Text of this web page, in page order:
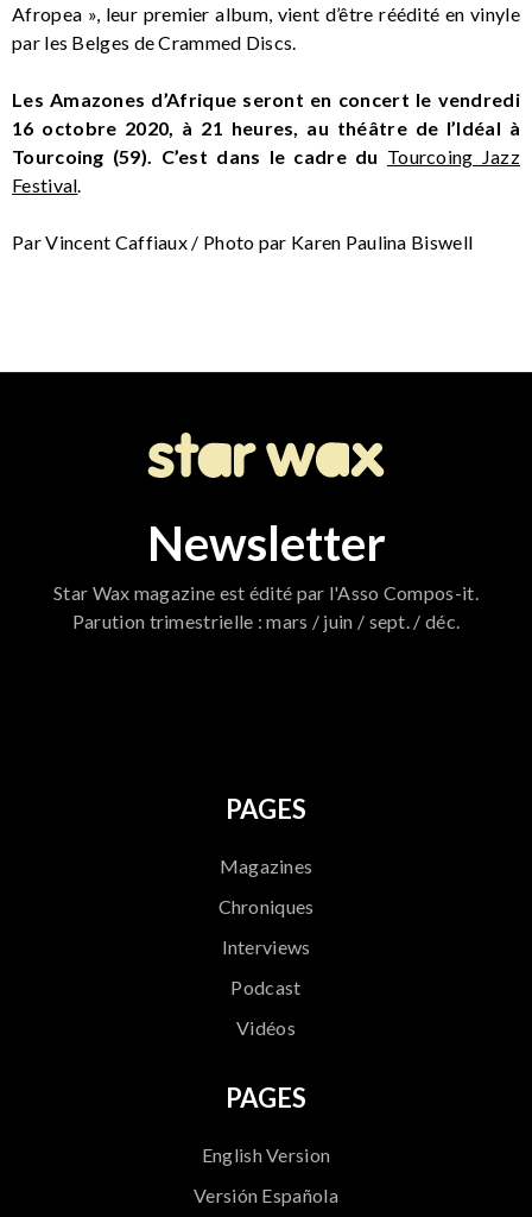
Afropea », leur premier album, vient d’être réédité en vinyle
par les Belges de Crammed Discs.
Les Amazones d’Afrique seront en concert le vendredi
16 octobre 2020, à 21 heures, au théâtre de l’Idéal à
Tourcoing (59). C’est dans le cadre du Tourcoing Jazz
Festival.
Par Vincent Caffiaux / Photo par Karen Paulina Biswell
Newsletter
Star Wax magazine est édité par l'Asso Compos-it.
Parution trimestrielle : mars / juin / sept. / déc.
PAGES
Magazines
Chroniques
Interviews
Podcast
Vidéos
PAGES
English Version
Versión Española